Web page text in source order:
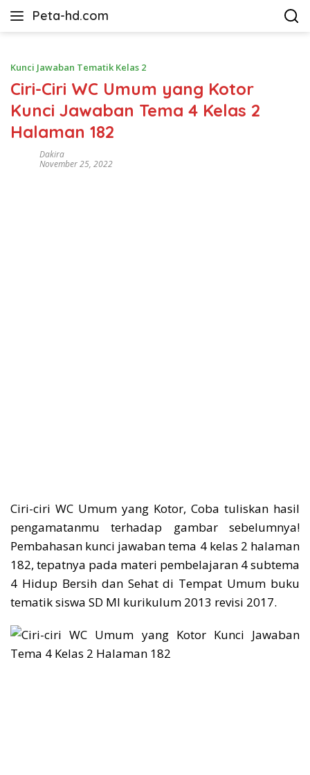
Peta-hd.com
Kumpulan
HD
Kunci Jawaban Tematik Kelas 2
Ciri-Ciri WC Umum yang Kotor
Kunci Jawaban Tema 4 Kelas 2
Halaman 182
Dakira
November 25, 2022
Ciri-ciri WC Umum yang Kotor, Coba tuliskan hasil
pengamatanmu terhadap gambar sebelumnya!
Pembahasan kunci jawaban tema 4 kelas 2 halaman
182, tepatnya pada materi pembelajaran 4 subtema
4 Hidup Bersih dan Sehat di Tempat Umum buku
tematik siswa SD MI kurikulum 2013 revisi 2017.